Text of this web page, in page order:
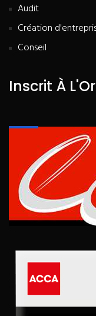
Audit
Création
Conseil
Inscrit À